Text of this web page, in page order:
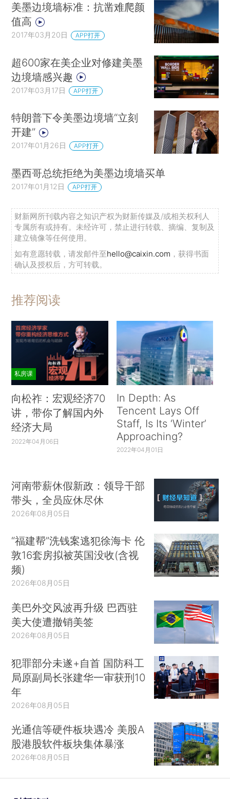
美墨边境墙标准：抗凿难爬颜
值高
2017年03月20日 APP打开
超600家在美企业对修建美墨
边境墙感兴趣
2017年03月17日 APP打开
特朗普下令美墨边境墙“立刻
开建”
2017年01月26日 APP打开
墨西哥总统拒绝为美墨边境墙买单
2017年01月12日 APP打开
财新网所刊载内容之知识产权为财新传媒及/或相关权利人
专属所有或持有。未经许可，禁止进行转载、摘编、复制及
建立镜像等任何使用。
如有意愿转载，请发邮件至hello@caixin.com ，获得书面
确认及授权后，方可转载。
推荐阅读
私房课
向松祚：宏观经济70
讲，带你了解国内外
经济大局
2022年04月06日
In Depth: As
Tencent Lays Off
Staff, Is Its ‘Winter’
Approaching?
2022年04月01日
河南带薪休假新政：领导干部
带头，全员应休尽休
2026年08月05日
“福建帮”洗钱案逃犯徐海卡 伦
敦16套房拟被英国没收(含视
频)
2026年08月05日
美巴外交风波再升级 巴西驻
美大使遭撤销美签
2026年08月05日
犯罪部分未遂+自首 国防科工
局原副局长张建华一审获刑10
年
2026年08月05日
光通信等硬件板块遇冷 美股A
股港股软件板块集体暴涨
2026年08月05日